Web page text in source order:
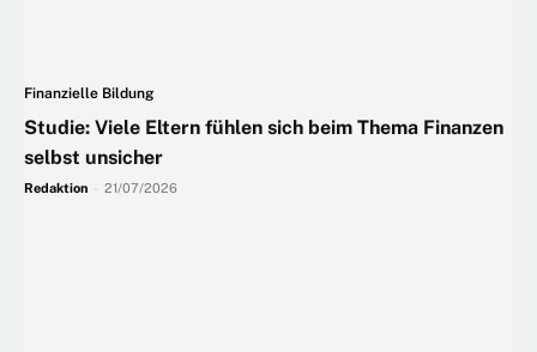
Finanzielle Bildung
Studie: Viele Eltern fühlen sich beim Thema Finanzen
selbst unsicher
Redaktion 21/07/2026